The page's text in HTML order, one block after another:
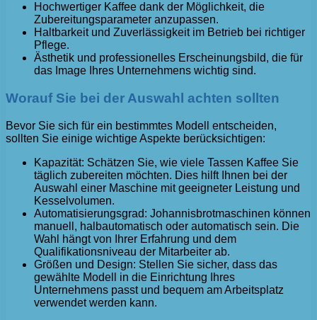
Hochwertiger Kaffee dank der Möglichkeit, die
Zubereitungsparameter anzupassen.
Haltbarkeit und Zuverlässigkeit im Betrieb bei richtiger
Pflege.
Ästhetik und professionelles Erscheinungsbild, die für
das Image Ihres Unternehmens wichtig sind.
Worauf Sie bei der Auswahl achten sollten
Bevor Sie sich für ein bestimmtes Modell entscheiden,
sollten Sie einige wichtige Aspekte berücksichtigen:
Kapazität: Schätzen Sie, wie viele Tassen Kaffee Sie
täglich zubereiten möchten. Dies hilft Ihnen bei der
Auswahl einer Maschine mit geeigneter Leistung und
Kesselvolumen.
Automatisierungsgrad: Johannisbrotmaschinen können
manuell, halbautomatisch oder automatisch sein. Die
Wahl hängt von Ihrer Erfahrung und dem
Qualifikationsniveau der Mitarbeiter ab.
Größen und Design: Stellen Sie sicher, dass das
gewählte Modell in die Einrichtung Ihres
Unternehmens passt und bequem am Arbeitsplatz
verwendet werden kann.